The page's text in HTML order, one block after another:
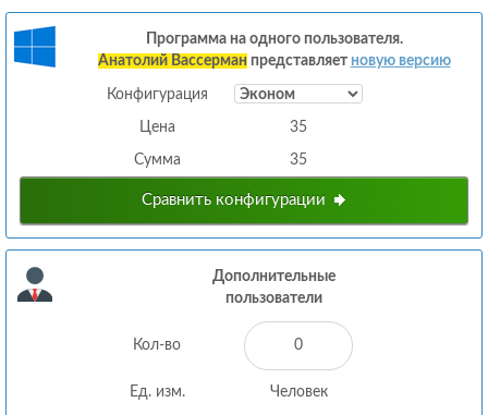
Программа на одного пользователя.
Анатолий Вассерман представляет новую версию
Конфигурация
Цена 35
Сумма 35
Сравнить конфигурации
Дополнительные
пользователи
Кол-во
Ед. изм. Человек